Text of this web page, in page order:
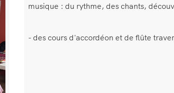
musique : du rythme, des chants,
- des cours d'accordéon et de flûte